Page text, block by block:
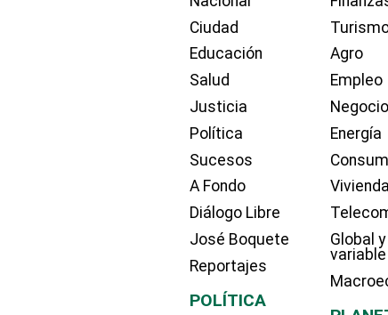
Ciudad
Educación
Salud
Justicia
Política
Sucesos
A Fondo
Diálogo Libre
José Boquete
Reportajes
POLÍTICA
Agro
Empleo
Energía
Vivienda
Global y
variable